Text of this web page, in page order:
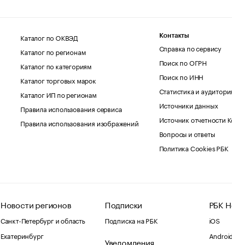
Каталог по ОКВЭД
Каталог по регионам
Каталог по категориям
Каталог торговых марок
Каталог ИП по регионам
Правила использования сервиса
Правила использования изображений
Контакты
Справка по сервису
Поиск по ОГРН
Поиск по ИНН
Статистика и
Источники данных
Источник отчетности
Вопросы и ответы
Политика Cookies РБК
Новости регионов
Санкт-Петербург и область
Екатеринбург
Подписки
Подписка на РБК
Уведомления
РБК
iOS